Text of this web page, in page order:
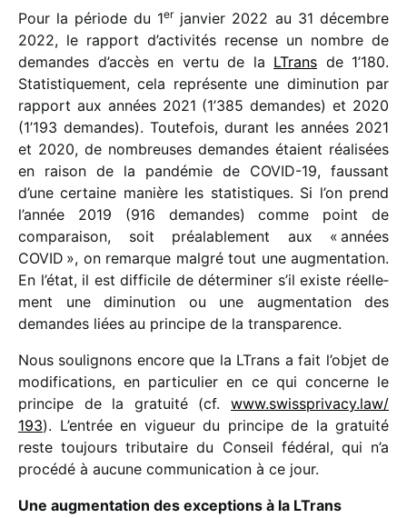
Pour la période du 1erjanvier 2022 au 31 décembre
2022, le rapport d’activités recense un nombre de
demandes d’accès en vertu de la LTrans de 1’180.
Statistiquement, cela repré­sente une dimi­nu­tion par
rapport aux années 2021 (1’385 demandes) et 2020
(1’193 demandes). Toutefois, durant les années 2021
et 2020, de nombreuses demandes étaient réali­sées
en raison de la pandé­mie de COVID-19, faus­sant
d’une certaine manière les statis­tiques. Si l’on prend
l’année 2019 (916 demandes) comme point de
compa­rai­son, soit préa­la­ble­ment aux « années
COVID », on remarque malgré tout une augmen­ta­tion.
En l’état, il est diffi­cile de déter­mi­ner s’il existe réel­le­
ment une dimi­nu­tion ou une augmen­ta­tion des
demandes liées au prin­cipe de la transparence.
Nous souli­gnons encore que la LTrans a fait l’objet de
modi­fi­ca­tions, en parti­cu­lier en ce qui concerne le
prin­cipe de la gratuité (cf. www​.swiss​pri​vacy​.law/​
193). L’entrée en vigueur du prin­cipe de la gratuité
reste toujours tribu­taire du Conseil fédé­ral, qui n’a
procédé à aucune commu­ni­ca­tion à ce jour.
Une augmen­ta­tion des excep­tions à la LTrans